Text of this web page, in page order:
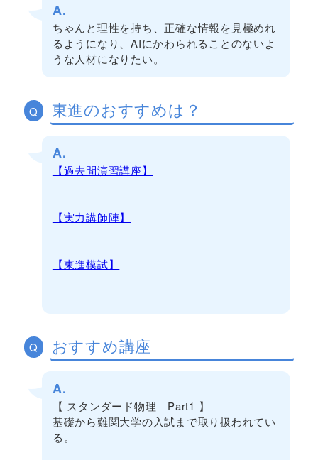
A.
ちゃんと理性を持ち、正確な情報を見極めれ
るようになり、AIにかわられることのないよ
うな人材になりたい。
Q 東進のおすすめは？
A.
【過去問演習講座】
【実力講師陣】
【東進模試】
Q おすすめ講座
A.
【 スタンダード物理 Part1 】
基礎から難関大学の入試まで取り扱われてい
る。